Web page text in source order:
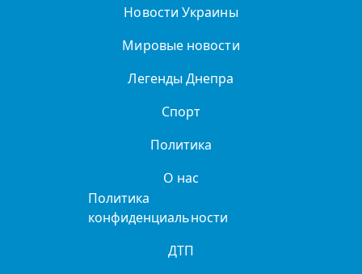
Новости Украины
Мировые новости
Легенды Днепра
Спорт
Политика
О нас
Политика
конфиденциальности
ДТП